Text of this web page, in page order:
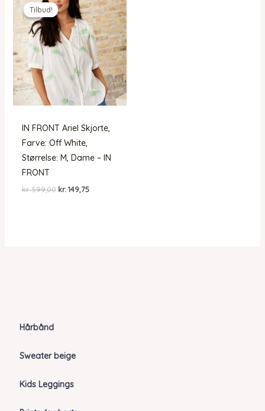
Hårbånd
Sweater beige
Kids Leggings
Tilbud!
Tilbud!
IN FRONT Ariel Skjorte,
Farve: Off White,
Størrelse: M, Dame – IN
FRONT
kr.599,00 Den
kr. 149,75Den